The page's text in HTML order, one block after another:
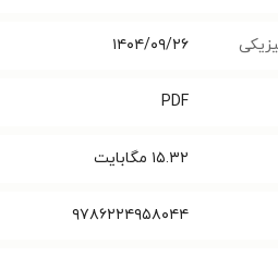
۱۴۰۴/۰۹/۲۶
PDF
۱۵.۳۲ مگابایت
۹۷۸۶۲۲۴۹۵۸۰۴۴